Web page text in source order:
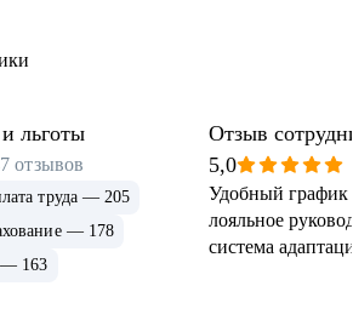
льготы
отзывов
труда — 205
— 178
— 163
Отзыв
5,0
Удобный график
лояльное
система